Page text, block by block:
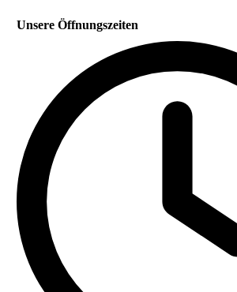
Unsere Öffnungszeiten